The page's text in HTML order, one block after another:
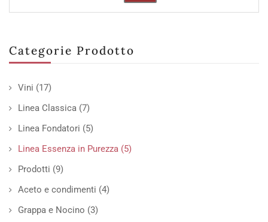
Categorie Prodotto
Vini (17)
Linea Classica (7)
Linea Fondatori (5)
Linea Essenza in Purezza (5)
Prodotti (9)
Aceto e condimenti (4)
Grappa e Nocino (3)